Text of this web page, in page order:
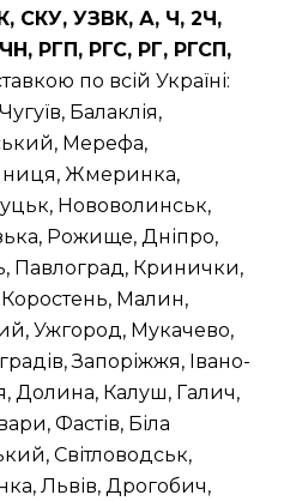
СКУ, УЗВК, А, Ч, 2Ч,
РГП, РГС, РГ, РГСП,
по всій Україні:
Балаклія,
Мерефа,
Жмеринка,
Нововолинськ,
Рожище, Дніпро,
Павлоград, Кринички,
Малин,
Ужгород, Мукачево,
Запоріжжя, Івано-
Долина, Калуш, Галич,
Фастів, Біла
Світловодськ,
Львів, Дрогобич,